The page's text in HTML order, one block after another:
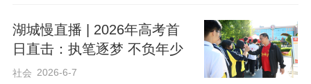
湖城慢直播 | 2026年高考首
日直击：执笔逐梦 不负年少
社会 2026-6-7